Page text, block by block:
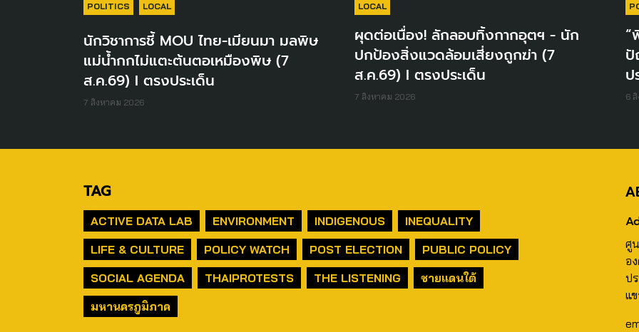
POLITICS LOCAL
นักวิชาการชี้ MOU ไทย-เมียนมา มลพิษ
แม่น้ำกกไม่แตะต้นตอเหมืองพิษ (7
ส.ค.69) I ตรงประเด็น
7 สิงหาคม 2026
LOCAL
ผุดต่อเนื่อง! ลักลอบทิ้งกากอุตฯ - นัก
ปกป้องสิ่งแวดล้อมเสี่ยงถูกฆ่า (7
ส.ค.69) I ตรงประเด็น
7 สิงหาคม 2026
“
ปั
ป
6
TAG
ACTIVE DATA LAB ENVIRONMENT INDIGENOUS
INEQUALITY
LIFE & CULTURE
POLICY WATCH POST ELECTION
PUBLIC POLICY
SOCIAL AGENDA
THAIPROTESTS THE LISTENING
ชายแดนใต้
มหานครภูมิภาค
ศู
อ
ป
แ